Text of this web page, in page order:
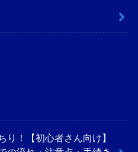
り！【初心者さん向け】